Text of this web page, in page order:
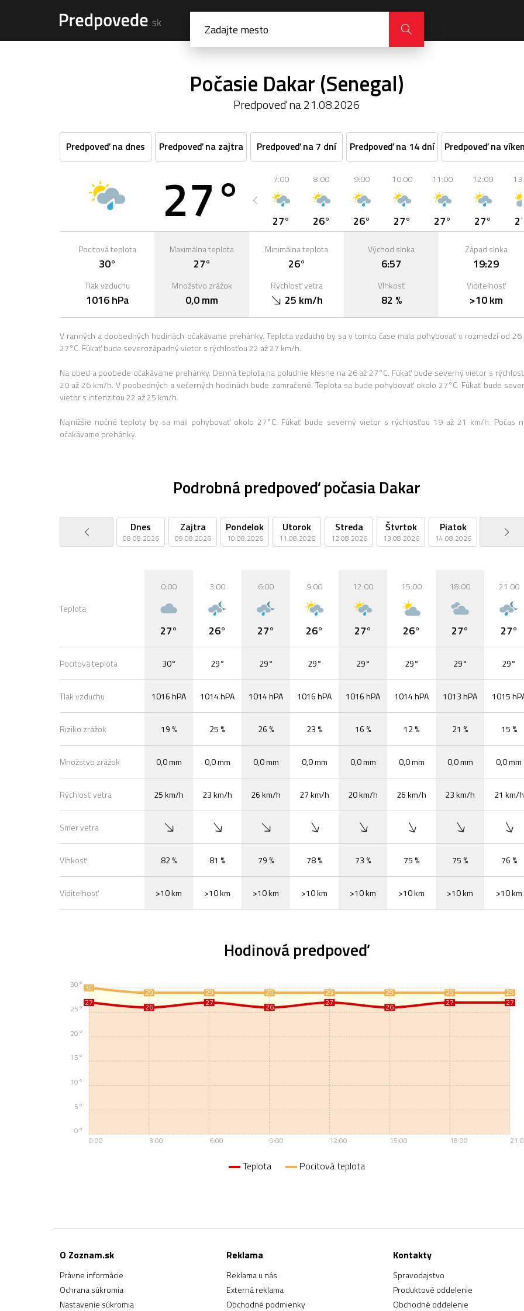
Počasie Dakar (Senegal)
Predpoveď na 21.08.2026
Predpoveď na dnes Predpoveď na zajtra Predpoveď na 7 dní Predpoveď na 14 dní Predpoveď na
27°
27° 27°
7:00
27°
8:00
26°
9:00
26°
10:00
27°
11:00
27°
12:00
27° 27°
Pocitová teplota
30°
Tlak vzduchu
1016 hPa
Maximálna teplota
27°
Množstvo zrážok
0,0 mm
Minimálna teplota
26°
Rýchlosť vetra
25 km/h
Východ slnka
6:57
Vlhkosť
82 %
Západ slnka
19:29
Viditeľnosť
>10 km
V ranných a doobedných hodinách očakávame prehánky. Teplota vzduchu by sa v tomto čase mala pohybovať v rozmedzí od 26
27°C. Fúkať bude severozápadný vietor s rýchlosťou 22 až 27 km/h.
Na obed a poobede očakávame prehánky. Denná teplota na poludnie klesne na 26 až 27°C. Fúkať bude severný vietor s
20 až 26 km/h. V poobedných a večerných hodinách bude zamračené. Teplota sa bude pohybovať okolo 27°C. Fúkať bude
vietor s intenzitou 22 až 25 km/h.
Najnižšie nočné teploty by sa mali pohybovať okolo 27°C. Fúkať bude severný vietor s rýchlosťou 19 až 21 km/h. Počas
očakávame prehánky.
Podrobná predpoveď počasia Dakar
Dnes
08.08.2026
Zajtra
09.08.2026
Pondelok
10.08.2026
Utorok
11.08.2026
Streda
12.08.2026
Štvrtok
13.08.2026
Piatok
14.08.2026
Sobota
15.08.2026
Teplota
Pocitová teplota
Tlak vzduchu
Riziko zrážok
Množstvo zrážok
Rýchlosť vetra
Smer vetra
Vlhkosť
Viditeľnosť
0:00
27°
30°
1016 hPA
19 %
0,0 mm
25 km/h
82 %
>10 km
3:00
26°
29°
1014 hPA
25 %
0,0 mm
23 km/h
81 %
>10 km
6:00
27°
29°
1014 hPA
26 %
0,0 mm
26 km/h
79 %
>10 km
9:00
26°
29°
1016 hPA
23 %
0,0 mm
27 km/h
78 %
>10 km
12:00
27°
29°
1016 hPA
16 %
0,0 mm
20 km/h
73 %
>10 km
15:00
26°
29°
1014 hPA
12 %
0,0 mm
26 km/h
75 %
>10 km
18:00
27°
29°
1013 hPA
21 %
0,0 mm
23 km/h
75 %
>10 km
21:00
27°
29°
1015
15 %
0,0 mm
21 km/h
76 %
>10 km
Hodinová predpoveď
30 29 29 29 29 29 29 29
27 26 27 26 27 26 27 27
0:00 3:00 6:00 9:00 12:00 15:00 18:00
0°
5°
10°
15°
20°
25°
30°
Teplota Pocitová teplota
O Zoznam.sk
Právne informácie
Ochrana súkromia
Nastavenie súkromia
Reklama
Reklama u nás
Externá reklama
Obchodné podmienky
Kontakty
Spravodajstvo
Produktové oddelenie
Obchodné oddelenie